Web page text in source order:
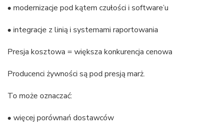
• modernizacje pod kątem czułości i software’u
• integracje z linią i systemami raportowania
Presja kosztowa = większa konkurencja cenowa
Producenci żywności są pod presją marż.
To może oznaczać:
• więcej porównań dostawców